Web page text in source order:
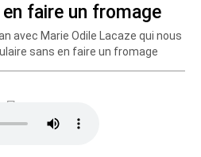
faire un fromage
avec Marie Odile Lacaze qui nous
sans en faire un fromage